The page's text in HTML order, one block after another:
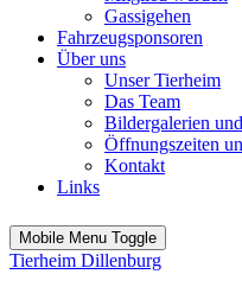
Gassigehen
Fahrzeugsponsoren
Über uns
Unser Tierheim
Das Team
Bildergalerien
Öffnungszeiten
Kontakt
Links
Mobile Menu Toggle
Tierheim Dillenburg